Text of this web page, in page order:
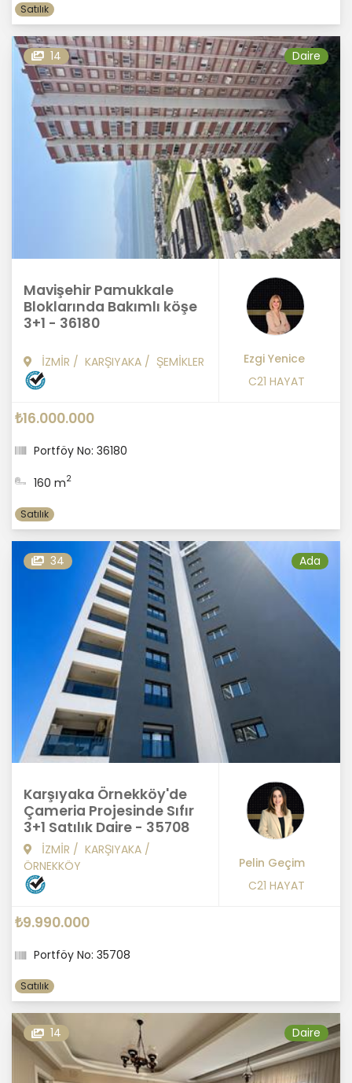
Satılık
14 Daire
Mavişehir Pamukkale
Bloklarında Bakımlı köşe
3+1 - 36180
İZMİR / KARŞIYAKA / ŞEMİKLER
Ezgi Yenice
C21 HAYAT
₺16.000.000
Portföy No: 36180
160 m2
Satılık
34 Ada
Karşıyaka Örnekköy'de
Çameria Projesinde Sıfır
3+1 Satılık Daire - 35708
İZMİR / KARŞIYAKA /
ÖRNEKKÖY
Pelin Geçim
C21 HAYAT
₺9.990.000
Portföy No: 35708
Satılık
14 Daire